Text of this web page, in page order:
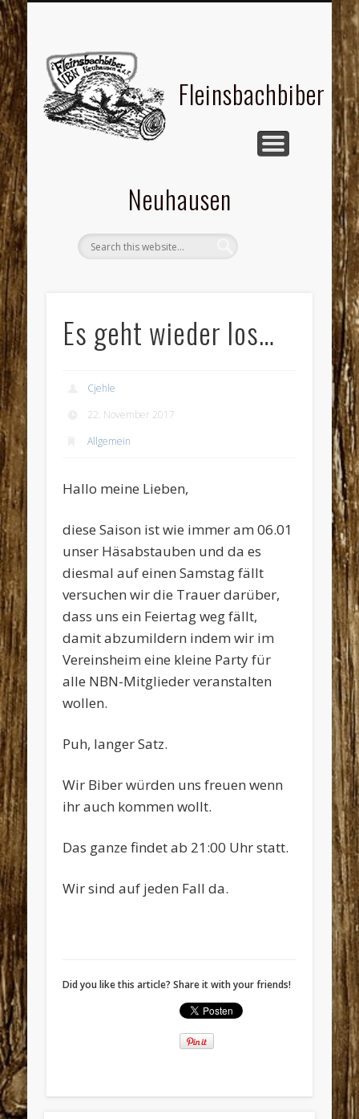
Fleinsbachbiber
Neuhausen
Es geht wieder los…
Cjehle
22. November 2017
Allgemein
Hallo meine Lieben,
diese Saison ist wie immer am 06.01
unser Häsabstauben und da es
diesmal auf einen Samstag fällt
versuchen wir die Trauer darüber,
dass uns ein Feiertag weg fällt,
damit abzumildern indem wir im
Vereinsheim eine kleine Party für
alle NBN-Mitglieder veranstalten
wollen.
Puh, langer Satz.
Wir Biber würden uns freuen wenn
ihr auch kommen wollt.
Das ganze findet ab 21:00 Uhr statt.
Wir sind auf jeden Fall da.
Did you like this article? Share it with your friends!